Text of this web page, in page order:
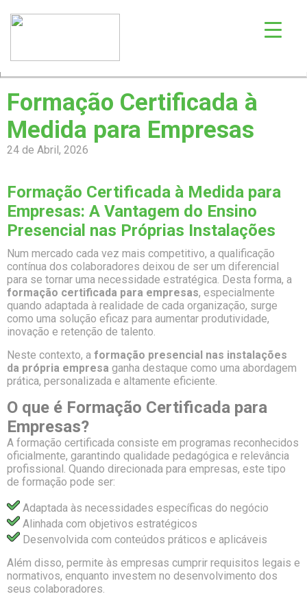
Formação Certificada à
Medida para Empresas
24 de Abril, 2026
Formação Certificada à Medida para
Empresas: A Vantagem do Ensino
Presencial nas Próprias Instalações
Num mercado cada vez mais competitivo, a qualificação
contínua dos colaboradores deixou de ser um diferencial
para se tornar uma necessidade estratégica. Desta forma, a
formação certificada para empresas, especialmente
quando adaptada à realidade de cada organização, surge
como uma solução eficaz para aumentar produtividade,
inovação e retenção de talento.
Neste contexto, a formação presencial nas instalações
da própria empresa ganha destaque como uma abordagem
prática, personalizada e altamente eficiente.
O que é Formação Certificada para
Empresas?
A formação certificada consiste em programas reconhecidos
oficialmente, garantindo qualidade pedagógica e relevância
profissional. Quando direcionada para empresas, este tipo
de formação pode ser:
Adaptada às necessidades específicas do negócio
Alinhada com objetivos estratégicos
Desenvolvida com conteúdos práticos e aplicáveis
Além disso, permite às empresas cumprir requisitos legais e
normativos, enquanto investem no desenvolvimento dos
seus colaboradores.